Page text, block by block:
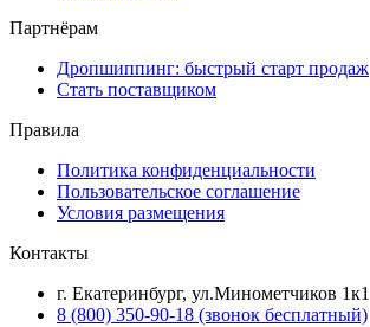
Партнёрам
Дропшиппинг: быстрый старт продаж
Стать поставщиком
Правила
Политика конфиденциальности
Пользовательское соглашение
Условия размещения
Контакты
г. Екатеринбург, ул.Минометчиков 1к1
8 (800) 350-90-18 (звонок бесплатный)